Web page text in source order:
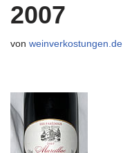
2007
von weinverkostungen.de